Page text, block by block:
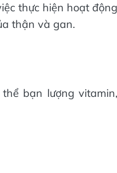
thực hiện hoạt động
thận và gan.
bạn lượng vitamin,